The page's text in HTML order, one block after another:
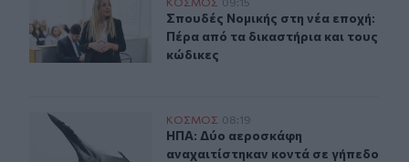
Σπουδές Νομικής στη νέα εποχή: Πέρα από τα
Σπουδές Νομικής στη νέα εποχή:
Σπουδές Νομικής στη νέα εποχή:
Πέρα από τα δικαστήρια και τους
κώδικες
ΗΠΑ: Δύο αεροσκάφη αναχαιτίστηκαν κοντά σε
ΚΟΣΜΟΣ 08:19
ΗΠΑ: Δύο αεροσκάφη
ΗΠΑ: Δύο αεροσκάφη
αναχαιτίστηκαν κοντά σε γήπεδο